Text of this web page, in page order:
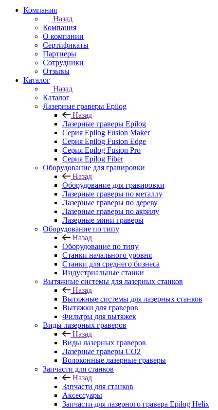
Компания
Назад
Компания
О компании
Сертификаты
Партнеры
Сотрудники
Отзывы
Каталог
Назад
Каталог
Лазерные граверы Epilog
Назад
Лазерные граверы Epilog
Серия Epilog Fusion Maker
Серия Epilog Fusion Edge
Серия Epilog Fusion Pro
Серия Epilog Fiber
Оборудование для гравировки
Назад
Оборудование для гравировки
Лазерные граверы по металлу
Лазерные граверы по дереву
Лазерные граверы по акрилу
Лазерные мини граверы
Оборудование по типу
Назад
Оборудование по типу
Cтанки начального уровня
Станки для среднего бизнеса
Индустриальные станки
Вытяжные системы для лазерных станков
Назад
Вытяжные системы для лазерных станков
Вытяжки для граверов
Фильтры для вытяжек
Виды лазерных граверов
Назад
Виды лазерных граверов
Лазерные граверы СО2
Волоконные лазерные граверы
Запчасти для станков
Назад
Запчасти для станков
Аксессуары
Запчасти для лазерного гравера Epilog Helix